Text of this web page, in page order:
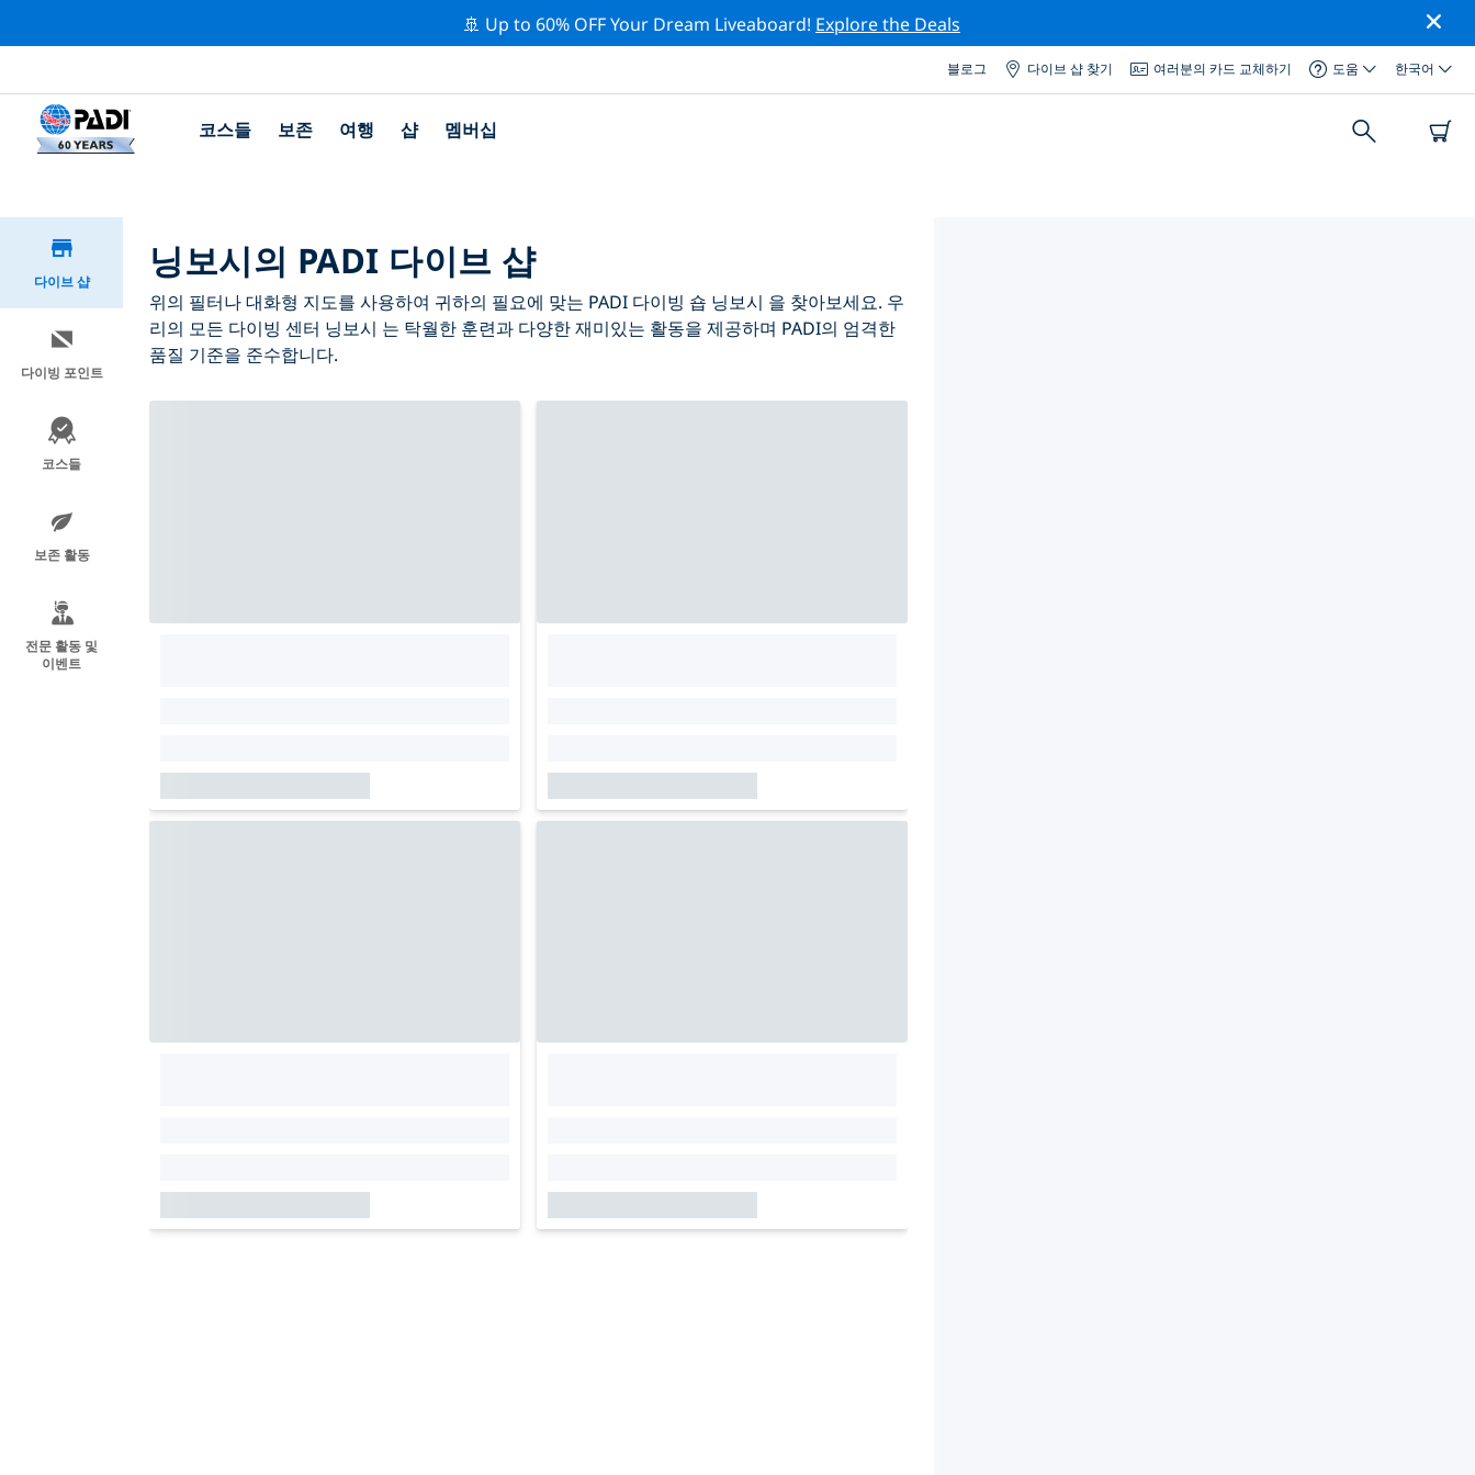
🚢 Up to 60% OFF Your Dream Liveaboard! Explore the Deals
블로그 다이브 샵 찾기 여러분의 카드 교체하기 도움 한국어
코스들 보존 여행 샵 멤버십
다이브 샵
다이빙 포인트
코스들
보존 활동
전문 활동 및
이벤트
닝보시의 PADI 다이브 샵
위의 필터나 대화형 지도를 사용하여 귀하의 필요에 맞는 PADI 다이빙 숍 닝보시 을 찾아보세요. 우
리의 모든 다이빙 센터 닝보시 는 탁월한 훈련과 다양한 재미있는 활동을 제공하며 PADI의 엄격한
품질 기준을 준수합니다.